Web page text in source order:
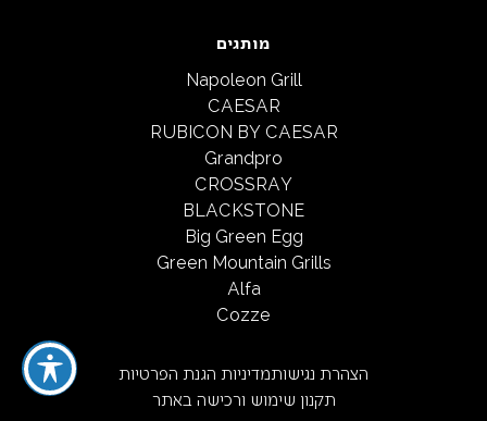
מותגים
Napoleon Grill
CAESAR
RUBICON BY CAESAR
Grandpro
CROSSRAY
BLACKSTONE
Big Green Egg
Green Mountain Grills
Alfa
Cozze
הצהרת נגישותמדיניות הגנת הפרטיות
תקנון שימוש ורכישה באתר